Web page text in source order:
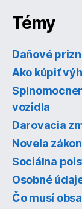
Témy
Daňové
Ako kúpiť
vozidla
Darovacia
Novela
Sociálna
Osobné
Čo musí